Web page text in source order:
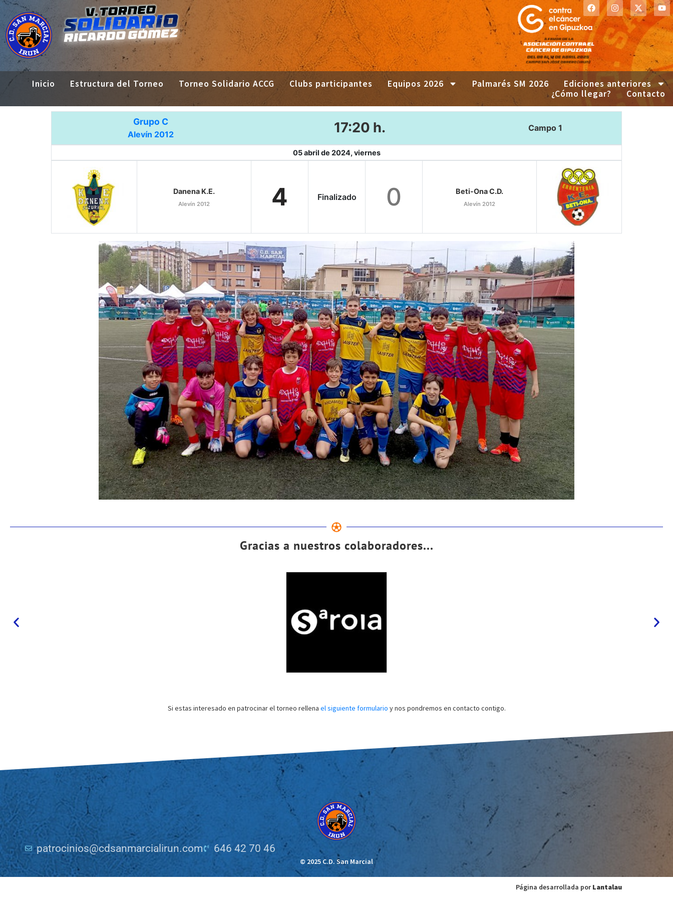
Inicio Estructura del Torneo Torneo Solidario ACCG Clubs participantes Equipos 2026 Palmarés SM 2026
Ediciones anteriores
¿Cómo llegar?
Contacto
Grupo C
Alevín 2012 17:20 h. Campo 1
05 abril de 2024, viernes
Danena K.E.
Alevín 2012 4 Finalizado 0 Beti-Ona C.D.
Alevín 2012
Gracias a nuestros colaboradores...
Si estas interesado en patrocinar el torneo rellena el siguiente formulario y nos pondremos en contacto contigo.
patrocinios@cdsanmarcialirun.com 646 42 70 46
© 2025 C.D. San Marcial
Página desarrollada porLantalau